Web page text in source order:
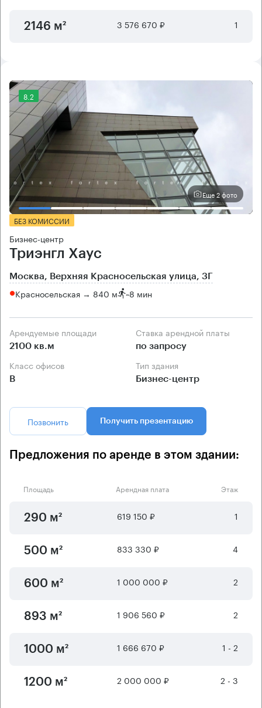
2146 м² 3 576 670 ₽ 1
8.2
Еще 2 фото
БЕЗ КОМИССИИ
Бизнес-центр
Триэнгл Хаус
Москва, Верхняя Красносельская улица, 3Г
Красносельская → 840 м ~8 мин
Арендуемые площади
2100 кв.м
Ставка арендной платы
по запросу
Класс офисов
B
Тип здания
Бизнес-центр
Позвонить Получить презентацию
Предложения по аренде в этом здании:
Площадь Арендная плата Этаж
290 м² 619 150 ₽ 1
500 м² 833 330 ₽ 4
600 м² 1 000 000 ₽ 2
893 м² 1 906 560 ₽ 2
1000 м² 1 666 670 ₽ 1 - 2
1200 м² 2 000 000 ₽ 2 - 3